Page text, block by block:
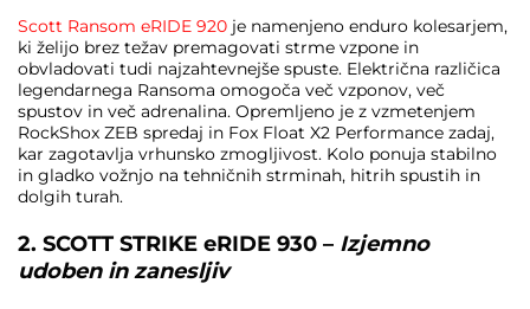
Scott Ransom eRIDE 920 je namenjeno enduro kolesarjem,
ki želijo brez težav premagovati strme vzpone in
obvladovati tudi najzahtevnejše spuste. Električna različica
legendarnega Ransoma omogoča več vzponov, več
spustov in več adrenalina. Opremljeno je z vzmetenjem
RockShox ZEB spredaj in Fox Float X2 Performance zadaj,
kar zagotavlja vrhunsko zmogljivost. Kolo ponuja stabilno
in gladko vožnjo na tehničnih strminah, hitrih spustih in
dolgih turah.
2. SCOTT STRIKE eRIDE 930 – Izjemno
udoben in zanesljiv